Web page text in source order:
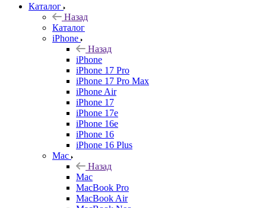
Каталог
Назад
Каталог
iPhone
Назад
iPhone
iPhone 17 Pro
iPhone 17 Pro Max
iPhone Air
iPhone 17
iPhone 17e
iPhone 16e
iPhone 16
iPhone 16 Plus
Mac
Назад
Mac
MacBook Pro
MacBook Air